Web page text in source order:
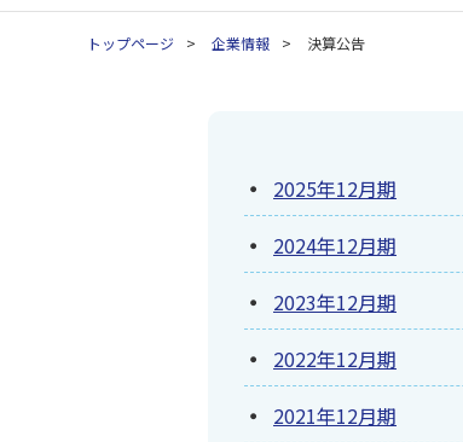
トップページ > 企業情報 > 決算公告
2025年12月期
2024年12月期
2023年12月期
2022年12月期
2021年12月期